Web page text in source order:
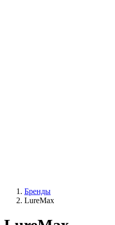
Бренды
LureMax